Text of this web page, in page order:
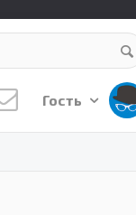
Гость